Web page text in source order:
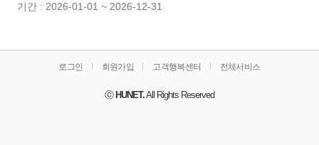
기간 : 2026-01-01 ~ 2026-12-31
로그인 회원가입 고객행복센터 전체서비스
HUNET.All Rights Reserved